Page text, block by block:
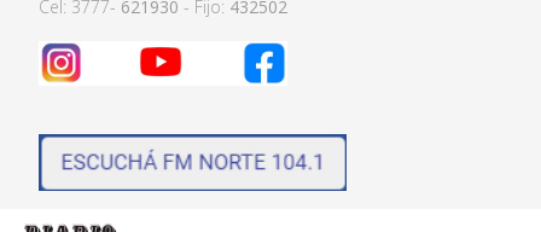
Cel: 3777- 621930 - Fijo: 432502